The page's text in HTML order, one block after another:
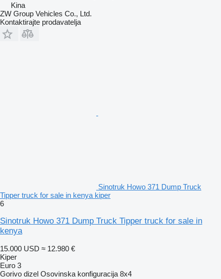
Kina
ZW Group Vehicles Co., Ltd.
Kontaktirajte prodavatelja
Sinotruk Howo 371 Dump Truck
Tipper truck for sale in kenya kiper
6
Sinotruk Howo 371 Dump Truck Tipper truck for sale in
kenya
15.000 USD ≈ 12.980 €
Kiper
Euro 3
Gorivo dizel Osovinska konfiguracija 8x4